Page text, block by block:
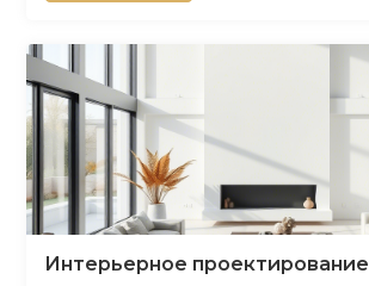
Интерьерное проектирование